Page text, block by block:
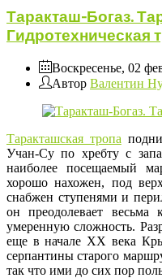
Таракташ-Богаз.
Гидротехническая
Воскресенье, 02
Автор Валентин
Таракташская тропа
Учан-Су по хребту с
наиболее посещаемый
хорошо нахожен, под
снабжен ступенями и
он преодолевает
умеренную сложность.
еще в начале ХХ века
серпантины старого
так что ими до сих пор